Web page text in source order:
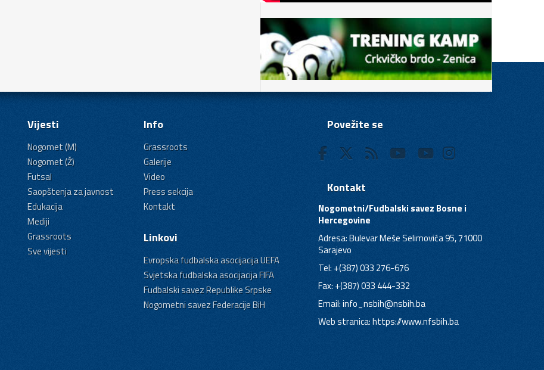
Vijesti
Nogomet (M)
Nogomet (Ž)
Futsal
Saopštenja za javnost
Edukacija
Mediji
Grassroots
Sve vijesti
Info
Grassroots
Galerije
Video
Press sekcija
Kontakt
Linkovi
Evropska fudbalska asocijacija UEFA
Svjetska fudbalska asocijacija FIFA
Fudbalski savez Republike Srpske
Nogometni savez Federacije BiH
Povežite se
Kontakt
Nogometni/Fudbalski savez Bosne i
Hercegovine
Adresa: Bulevar Meše Selimovića 95, 71000
Sarajevo
Tel: +(387) 033 276-676
Fax: +(387) 033 444-332
Email:info_nsbih@nsbih.ba
Web stranica: https://www.nfsbih.ba